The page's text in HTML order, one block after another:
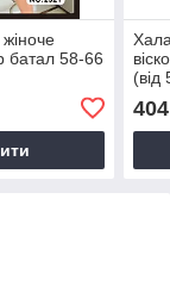
батал 58-66
(від